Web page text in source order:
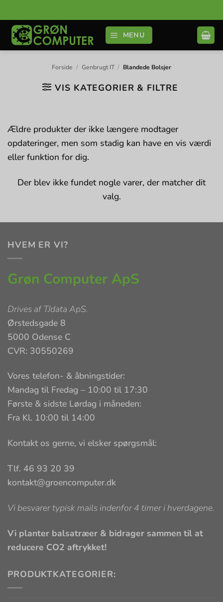
til
indhold
MENU
Forside / Genbrugt IT / Blandede Bolsjer
VIS KATEGORIER & FILTRE
Ældre produkter der ikke længere modtager
opdateringer, men som stadig kan have en vis værdi
eller funktion for dig.
Der blev ikke fundet nogle varer, der matcher dit
valg.
HVEM ER VI?
Grøn Computer ApS
Drives afTJdata ApS.
Ørstedsgade 8
5000 Odense C
CVR: 30550269
Vores telefon- & åbningstider:
Mandag til Fredag – 10:00 til 17:30
Første & sidste Lørdag i måneden:
Fra Kl. 10:00 til 14:00
Kontakt os gerne, vi elsker spørgsmål:
Tlf. 46 93 20 39
kontakt@groencomputer.dk
Vi besvarer typisk mails indenfor 4 timer i hverdagene.
Vi planter balsatræer & bidrager sammen til at
reducere CO2 aftrykket!
PRODUKTKATEGORIER: